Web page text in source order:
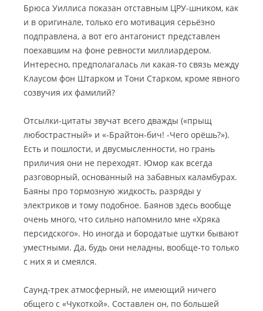
Брюса Уиллиса показан отставным ЦРУ-шником, как
и в оригинале, только его мотивация серьёзно
подправлена, а вот его антагонист представлен
поехавшим на фоне ревности миллиардером.
Интересно, предполагалась ли какая-то связь между
Клаусом фон Штарком и Тони Старком, кроме явного
созвучия их фамилий?
Отсылки-цитаты звучат всего дважды («прыщ
любострастный» и «-Брайтон-бич! -Чего орёшь?»).
Есть и пошлости, и двусмысленности, но грань
приличия они не переходят. Юмор как всегда
разговорный, основанный на забавных каламбурах.
Баяны про тормозную жидкость, разряды у
электриков и тому подобное. Баянов здесь вообще
очень много, что сильно напомнило мне «Хряка
персидского». Но иногда и бородатые шутки бывают
уместными. Да, будь они неладны, вообще-то только
с них я и смеялся.
Саунд-трек атмосферный, не имеющий ничего
общего с «Чукоткой». Составлен он, по большей